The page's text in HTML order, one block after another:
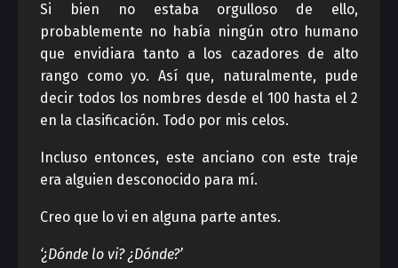
Si bien no estaba orgulloso de ello,
probablemente no había ningún otro humano
que envidiara tanto a los cazadores de alto
rango como yo. Así que, naturalmente, pude
decir todos los nombres desde el 100 hasta el 2
en la clasificación. Todo por mis celos.
Incluso entonces, este anciano con este traje
era alguien desconocido para mí.
Creo que lo vi en alguna parte antes.
‘¿Dónde lo vi? ¿Dónde?’